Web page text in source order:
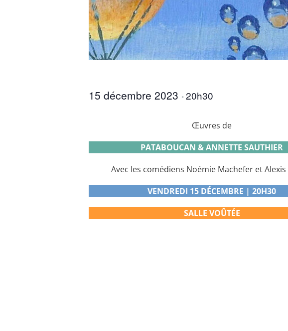
15 décembre 2023 •20h30
Œuvres de
PATABOUCAN & ANNETTE SAUTHIER
Avec les comédiens Noémie Machefer et
VENDREDI 15 DÉCEMBRE | 20H30
SALLE VOÛTÉE